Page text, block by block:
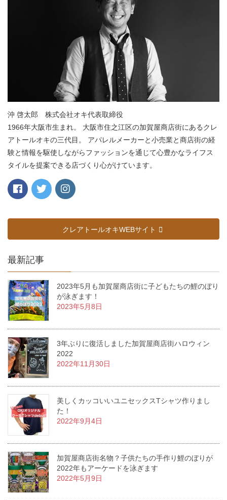
沖 啓太郎 株式会社オキ代表取締役
1966年大阪市生まれ。 大阪市住之江区の加賀屋商店街にあるクレ
アトールオキの三代目。 アパレルメーカーと小売業と商店街の経
験と情報を駆使しながらファッションを通じて心豊かなライフス
タイルを提案できる店づくり心がけています。
クレアトールオキWEBサイト
最新記事
2023年5月も加賀屋商店街に子どもたちの鯉のぼり
が泳ぎます！
2023年5月8日
3年ぶりに復活しました加賀屋商店街ハロウィン
2022
2022年11月30日
美しくカッコいいユニセックスTシャツ作りまし
た！
2022年9月4日
加賀屋商店街名物？子供たちの手作り鯉のぼりが
2022年もアーケードを泳ぎます
2022年5月9日